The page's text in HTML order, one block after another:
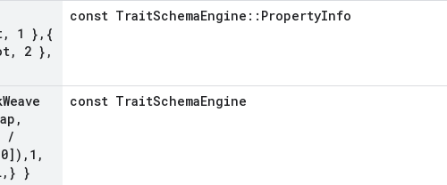
, 1 } , {
, 2 } ,
const TraitSchemaEngine::PropertyInfo
Weave
,
/
, 1 ,
, } }
const TraitSchemaEngine